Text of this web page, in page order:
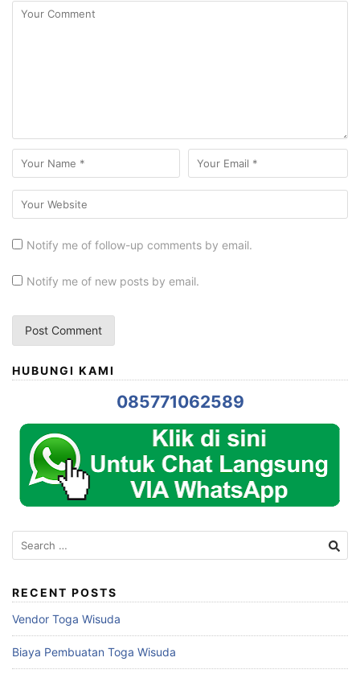
Notify me of follow-up comments by email.
Notify me of new posts by email.
HUBUNGI KAMI
085771062589
Search
for:
RECENT POSTS
Vendor Toga Wisuda
Biaya Pembuatan Toga Wisuda